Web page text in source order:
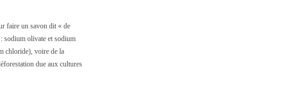
faire un savon dit « de
sodium olivate et sodium
chloride), voire de la
due aux cultures